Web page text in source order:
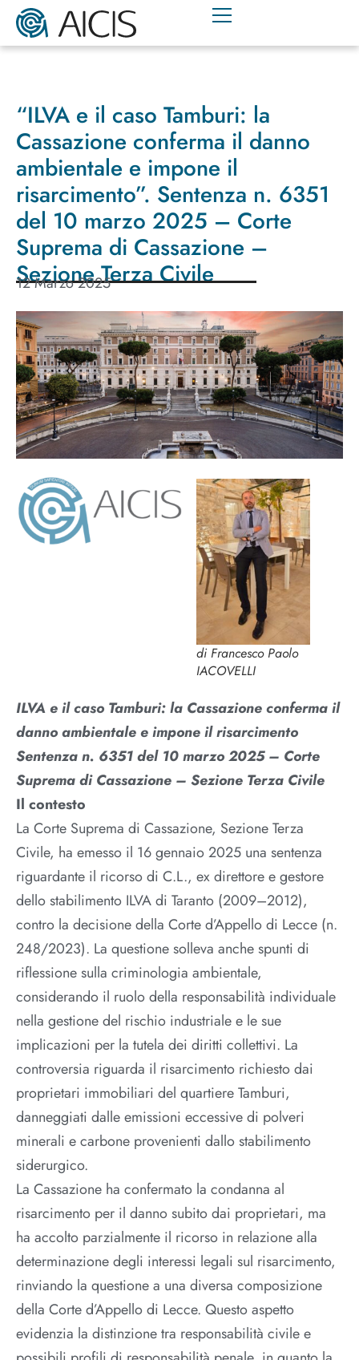
“ILVA e il caso Tamburi: la
Cassazione conferma il danno
ambientale e impone il
risarcimento”. Sentenza n. 6351
del 10 marzo 2025 – Corte
Suprema di Cassazione –
Sezione Terza Civile
12 Marzo 2025
di Francesco Paolo
IACOVELLI
ILVA e il caso Tamburi: la Cassazione conferma il
danno ambientale e impone il risarcimento
Sentenzan. 6351 del 10 marzo 2025 – Corte
Suprema di Cassazione – Sezione Terza Civile
Il contesto
La Corte Suprema di Cassazione, Sezione Terza
Civile, ha emesso il 16 gennaio 2025 una sentenza
riguardante il ricorso di C.L., ex direttore e gestore
dello stabilimento ILVA di Taranto (2009–2012),
contro la decisione della Corte d’Appello di Lecce (n.
248/2023). La questione solleva anche spunti di
riflessione sulla criminologia ambientale,
considerando il ruolo della responsabilità individuale
nella gestione del rischio industriale e le sue
implicazioni per la tutela dei diritti collettivi. La
controversia riguarda il risarcimento richiesto dai
proprietari immobiliari del quartiere Tamburi,
danneggiati dalle emissioni eccessive di polveri
minerali e carbone provenienti dallo stabilimento
siderurgico.
La Cassazione ha confermato la condanna al
risarcimento per il danno subito dai proprietari, ma
ha accolto parzialmente il ricorso in relazione alla
determinazione degli interessi legali sul risarcimento,
rinviando la questione a una diversa composizione
della Corte d’Appello di Lecce. Questo aspetto
evidenzia la distinzione tra responsabilità civile e